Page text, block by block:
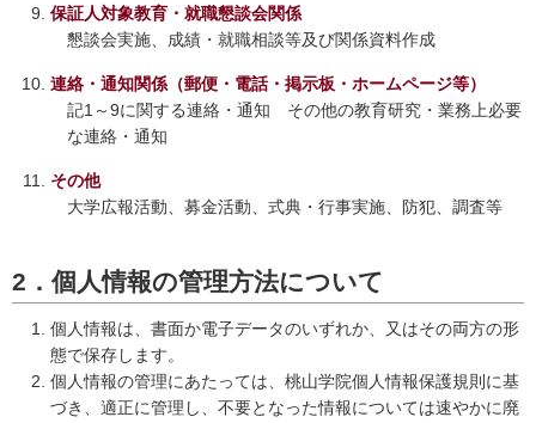
保証人対象教育・就職懇談会関係
懇談会実施、成績・就職相談等及び関係資料作成
連絡・通知関係（郵便・電話・掲示板・ホームページ等）
記1～9に関する連絡・通知 その他の教育研究・業務上必要
な連絡・通知
その他
大学広報活動、募金活動、式典・行事実施、防犯、調査等
2．個人情報の管理方法について
個人情報は、書面か電子データのいずれか、又はその両方の形
態で保存します。
個人情報の管理にあたっては、桃山学院個人情報保護規則に基
づき、適正に管理し、不要となった情報については速やかに廃